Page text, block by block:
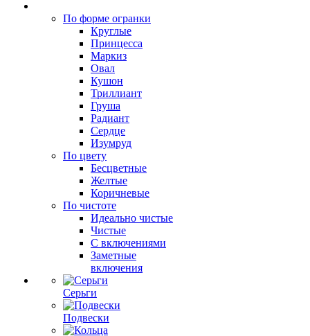
По форме огранки
Круглые
Принцесса
Маркиз
Овал
Кушон
Триллиант
Груша
Радиант
Сердце
Изумруд
По цвету
Бесцветные
Желтые
Коричневые
По чистоте
Идеально чистые
Чистые
С включениями
Заметные
включения
Серьги
Подвески